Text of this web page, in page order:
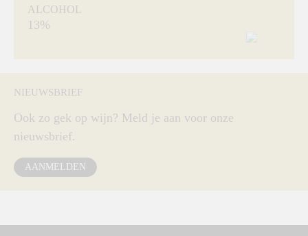
ALCOHOL
13%
NIEUWSBRIEF
Ook zo gek op wijn? Meld je aan voor onze
nieuwsbrief.
AANMELDEN